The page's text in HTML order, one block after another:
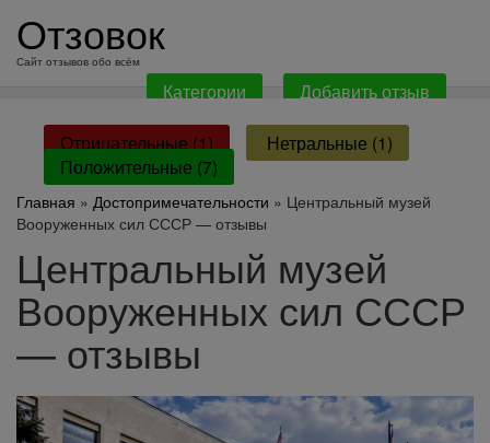
содержанию
Отзовок
Сайт отзывов обо всём
Категории Добавить отзыв
Отрицательные (1)
Нетральные (1)
Положительные (7)
Главная » Достопримечательности » Центральный музей
Вооруженных сил СССР — отзывы
Центральный музей
Вооруженных сил СССР
— отзывы